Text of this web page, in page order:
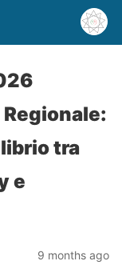
tra
e
9 months ago